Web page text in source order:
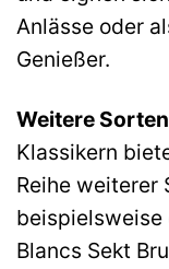
Anlässe oder
Genießer.
Weitere
Klassikern
Reihe weiterer
beispielsweise
Blancs Sekt